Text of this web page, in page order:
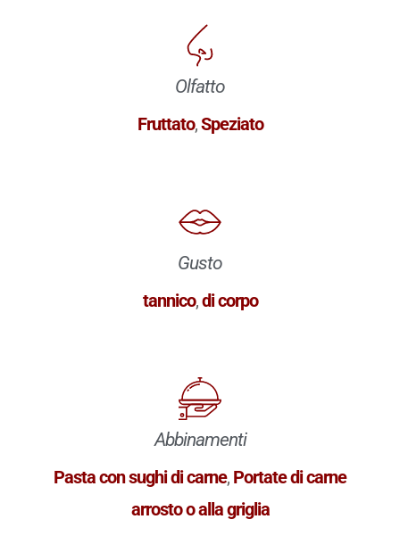
Olfatto
Fruttato,Speziato
Gusto
tannico,di corpo
Abbinamenti
Pasta con sughi di carne, Portate di carne
arrosto o alla griglia